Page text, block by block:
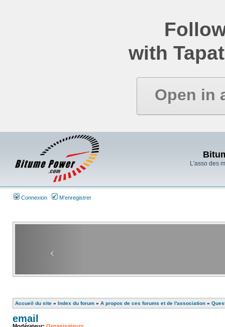
with
Open in
L'asso des
Connexion M’enregistrer
Accueil du site » Index du forum » A propos de ces forums et de l'association »
email